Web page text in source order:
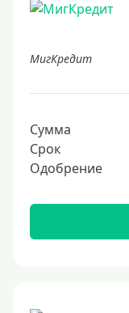
МигКредит
Сумма
Срок
Одобрение